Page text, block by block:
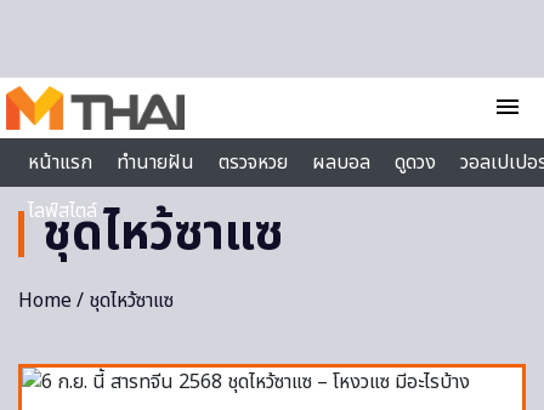
menu
หน้าแรก
ทำนายฝัน ตรวจหวย ผลบอล ดูดวง
วอลเปเป
ไลฟ์สไตล์
ชุดไหว้ซาแซ
Home/ ชุดไหว้ซาแซ